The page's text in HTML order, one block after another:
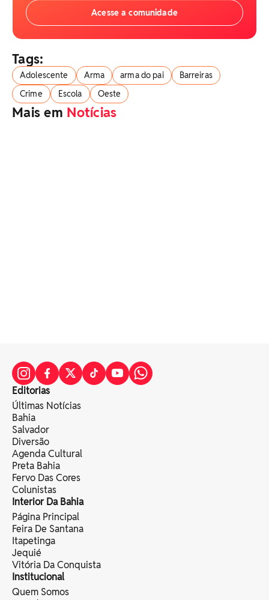
Acesse a comunidade
Tags:
Adolescente Arma arma do pai
Barreiras
Crime
Escola Oeste
Mais em Notícias
Editorias
Últimas Notícias
Bahia
Salvador
Diversão
Agenda Cultural
Preta Bahia
Fervo Das Cores
Colunistas
Interior Da Bahia
Página Principal
Feira De Santana
Itapetinga
Jequié
Vitória Da Conquista
Institucional
Quem Somos